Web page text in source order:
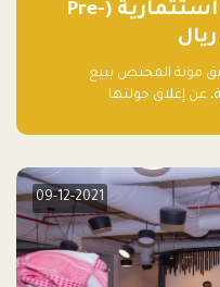
تطبيق مونة يغلق جولة استثمارية (Pre-
مونة المختص ببيع
عن إغلاق جولتها
المحدودة وتسارع القابضة
09-12-2021